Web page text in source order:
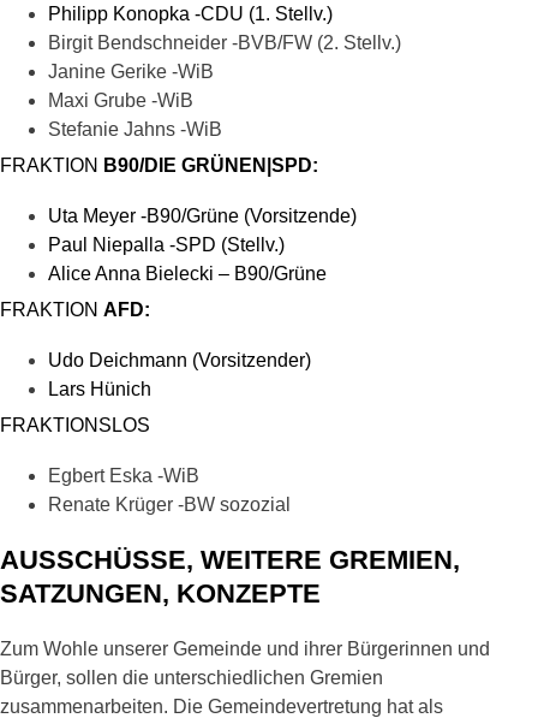
Philipp Konopka -CDU (1. Stellv.)
Birgit Bendschneider -BVB/FW (2. Stellv.)
Janine Gerike -WiB
Maxi Grube -WiB
Stefanie Jahns -WiB
FRAKTION B90/DIE GRÜNEN|SPD:
Uta Meyer -B90/Grüne (Vorsitzende)
Paul Niepalla -SPD (Stellv.)
Alice Anna Bielecki – B90/Grüne
FRAKTION AFD:
Udo Deichmann (Vorsitzender)
Lars Hünich
FRAKTIONSLOS
Egbert Eska -WiB
Renate Krüger -BW sozozial
AUSSCHÜSSE, WEITERE GREMIEN,
SATZUNGEN, KONZEPTE
Zum Wohle unserer Gemeinde und ihrer Bürgerinnen und
Bürger, sollen die unterschiedlichen Gremien
zusammenarbeiten. Die Gemeindevertretung hat als